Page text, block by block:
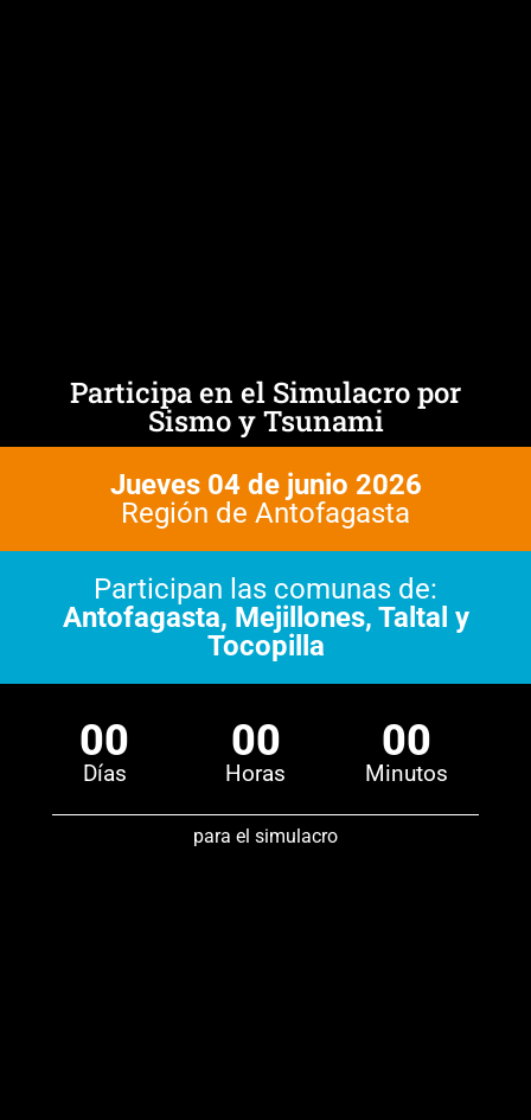
Participa en el Simulacro por
Sismo y Tsunami
Jueves 04 de junio 2026
Región de Antofagasta
Participan las comunas de:
Antofagasta, Mejillones, Taltal y
Tocopilla
00
Días
00
Horas
00
Minutos
para el simulacro